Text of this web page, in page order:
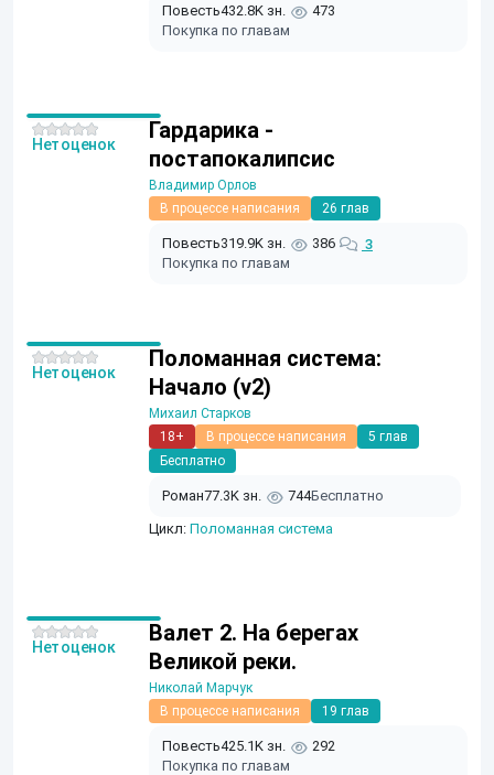
Повесть432.8K зн.
473
Покупка по главам
Гардарика -
постапокалипсис
Владимир Орлов
В процессе написания
26 глав
Повесть319.9K зн. 386
3
Покупка по главам
Нет оценок
Поломанная система:
Начало (v2)
Михаил Старков
18+
В процессе написания
5 глав
Бесплатно
Роман77.3K зн. 744Бесплатно
Цикл: Поломанная система
Нет оценок
Валет 2. На берегах
Великой реки.
Николай Марчук
В процессе написания
19 глав
Повесть425.1K зн.
292
Покупка по главам
Нет оценок